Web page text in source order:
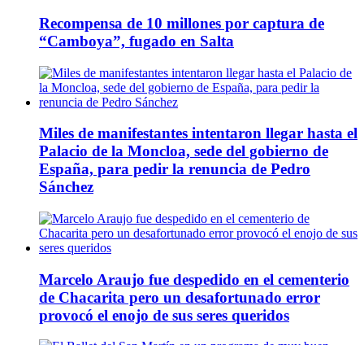
Recompensa de 10 millones por captura de
“Camboya”, fugado en Salta
Miles de manifestantes intentaron llegar hasta el
Palacio de la Moncloa, sede del gobierno de
España, para pedir la renuncia de Pedro
Sánchez
Marcelo Araujo fue despedido en el cementerio
de Chacarita pero un desafortunado error
provocó el enojo de sus seres queridos